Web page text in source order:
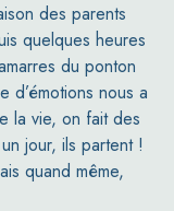
des parents
quelques heures
du ponton
d’émotions nous a
la vie, on fait des
jour, ils partent !
quand même,